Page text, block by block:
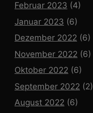
Februar 2023 (4)
Januar 2023 (6)
Dezember 2022 (6)
November 2022 (6)
Oktober 2022 (6)
September 2022 (2)
August 2022 (6)